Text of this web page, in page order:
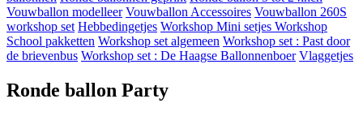
Vouwballon modelleer Vouwballon Accessoires Vouwballon 260S
workshop set Hebbedingetjes Workshop Mini setjes Workshop
School pakketten Workshop set algemeen Workshop set : Past door
de brievenbus Workshop set : De Haagse Ballonnenboer Vlaggetjes
Ronde ballon Party